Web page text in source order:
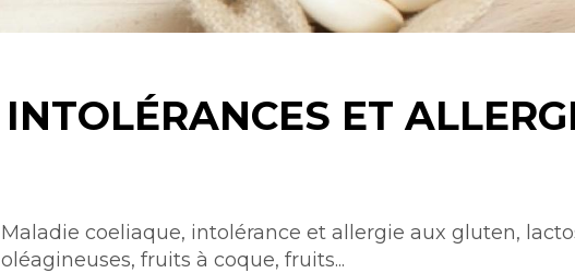
INTOLÉRANCES ET
Intro
Maladie coeliaque, intolérance et allergie aux gluten,
oléagineuses, fruits à coque, fruits...